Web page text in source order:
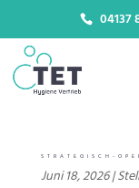
04137
STRATEGISCH-
Juni 18, 2026|